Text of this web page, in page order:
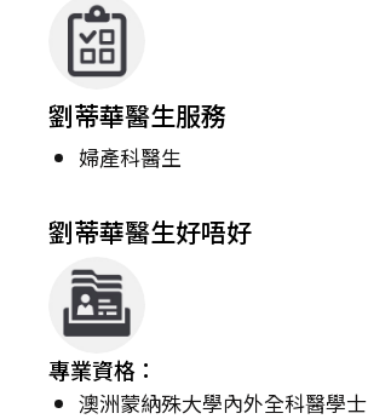
劉蒂華醫生服務
婦產科醫生
劉蒂華醫生好唔好
專業資格：
澳洲蒙納殊大學內外全科醫學士